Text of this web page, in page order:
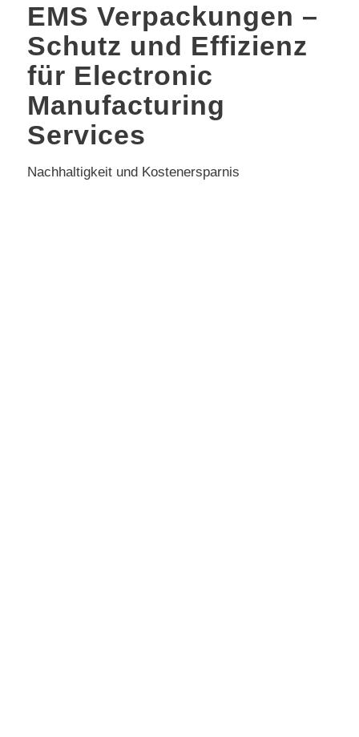
EMS Verpackungen –
Schutz und Effizienz
für Electronic
Manufacturing
Services
Nachhaltigkeit und Kostenersparnis